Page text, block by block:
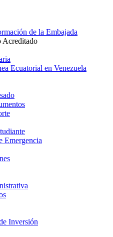
de la Embajada
Acreditado
Ecuatorial en Venezuela
Emergencia
Inversión